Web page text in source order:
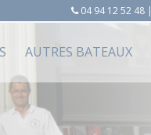
04 94 12 52 48|
AUTRES BATEAUX